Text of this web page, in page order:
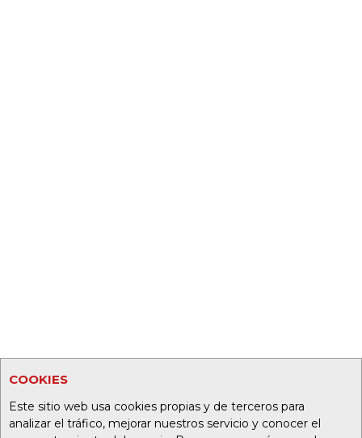
COOKIES
Este sitio web usa cookies propias y de terceros para
analizar el tráfico, mejorar nuestros servicio y conocer el